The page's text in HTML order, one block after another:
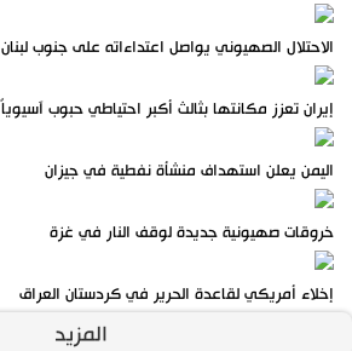
الاحتلال الصهيوني يواصل اعتداءاته على جنوب لبنان
إيران تعزز مكانتها بثالث أكبر احتياطي حبوب آسيوياً
اليمن يعلن استهداف منشأة نفطية في جيزان
خروقات صهيونية جديدة لوقف النار في غزة
إخلاء أمريكي لقاعدة الحرير في كردستان العراق
المزيد